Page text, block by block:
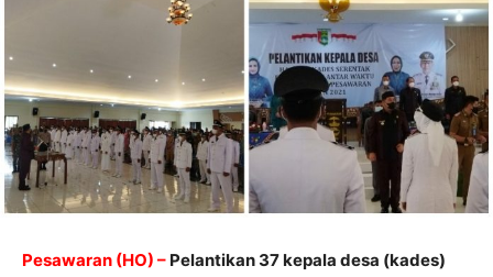
Pesawaran (HO) – Pelantikan 37 kepala desa (kades)